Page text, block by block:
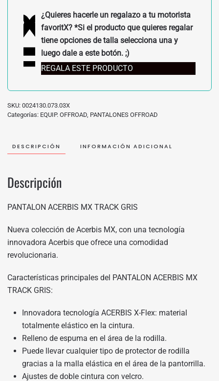
¿Quieres hacerle un regalazo a tu motorista
favoritX? *Si el producto que quieres regalar
tiene opciones de talla selecciona una y
luego dale a este botón. ;)
REGALA ESTE PRODUCTO
SKU: 0024130.073.03X
Categorías: EQUIP. OFFROAD, PANTALONES OFFROAD
DESCRIPCIÓN INFORMACIÓN ADICIONAL
Descripción
PANTALON ACERBIS MX TRACK GRIS
Nueva colección de Acerbis MX, con una tecnología
innovadora Acerbis que ofrece una comodidad
revolucionaria.
Características principales del PANTALON ACERBIS MX
TRACK GRIS:
Innovadora tecnología ACERBIS X-Flex: material
totalmente elástico en la cintura.
Relleno de espuma en el área de la rodilla.
Puede llevar cualquier tipo de protector de rodilla
gracias a la malla elástica en el área de la pantorrilla.
Ajustes de doble cintura con velcro.